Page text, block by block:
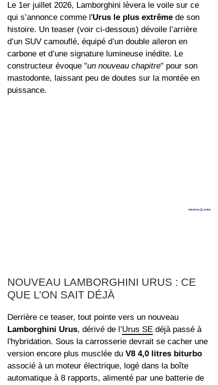
Le 1er juillet 2026, Lamborghini lèvera le voile sur ce
qui s’annonce comme l'Urus le plus extrême de son
histoire. Un teaser (voir ci-dessous) dévoile l’arrière
d’un SUV camouflé, équipé d’un double aileron en
carbone et d’une signature lumineuse inédite. Le
constructeur évoque "un nouveau chapitre" pour son
mastodonte, laissant peu de doutes sur la montée en
puissance.
NOUVEAU LAMBORGHINI URUS : CE
QUE L’ON SAIT DÉJÀ
Derrière ce teaser, tout pointe vers un nouveau
Lamborghini Urus, dérivé de l’Urus SE déjà passé à
l'hybridation. Sous la carrosserie devrait se cacher une
version encore plus musclée du V8 4,0 litres biturbo
associé à un moteur électrique, logé dans la boîte
automatique à 8 rapports, alimenté par une batterie de